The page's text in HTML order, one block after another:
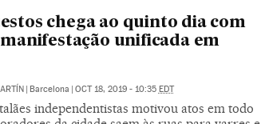
chega ao quinto dia com
unificada em
| Barcelona | OCT 18, 2019 - 10:35 EDT
independentistas motivou atos em todo